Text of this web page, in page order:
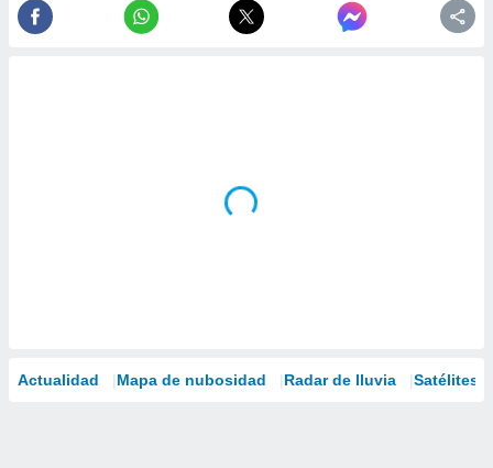
Actualidad Mapa de nubosidad Radar de lluvia Satélites